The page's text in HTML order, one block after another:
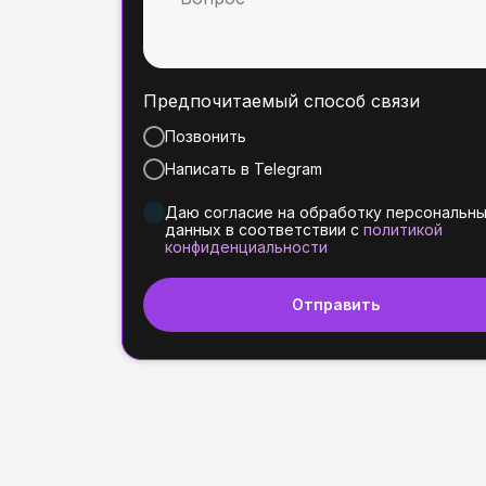
Предпочитаемый способ связи
Позвонить
Написать в Telegram
Даю согласие на обработку
данных в соответствии с политикой
конфиденциальности
Отправить